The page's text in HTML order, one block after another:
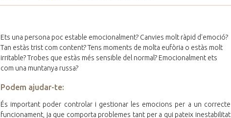
Ets una persona poc estable emocionalment? Canvies molt ràpid d'emoció?
Tan estàs trist com content? Tens moments de molta eufòria o estàs molt
irritable? Trobes que estàs més sensible del normal? Emocionalment ets
com una muntanya russa?
Podem ajudar-te:
És important poder controlar i gestionar les emocions per a un correcte
funcionament, ja que comporta problemes tant per a qui pateix inestabilitat